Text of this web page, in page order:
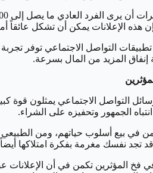
هذه الإعلانات يمكن أن تشكل
تطبيقات التواصل الاجتماعي توفر
إنفاق المزيد من المال بسرعة.
التواصل الاجتماعي يمثلون قوة
الجمهور وتحفيزه على الشراء.
في بيع أسلوب حياتهم، ومن الطبيعي
قد تجد نفسك مغرمة بفكرة امتلاكها
فخ المؤثرين تكمن في أن الإعلانات